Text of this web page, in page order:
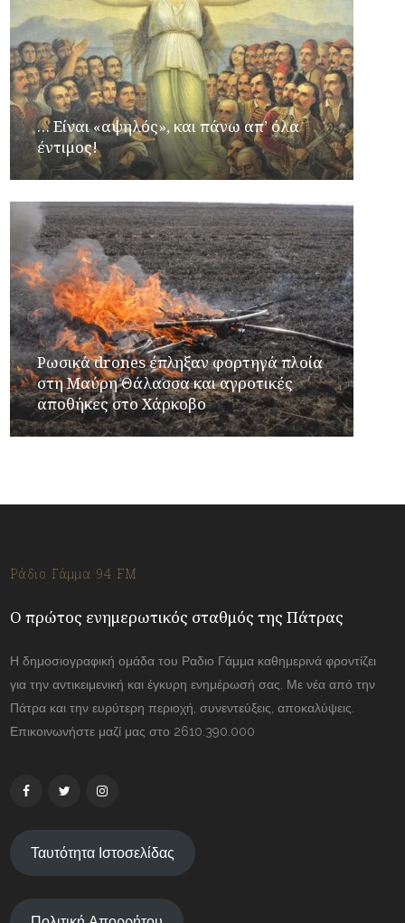
… Είναι «αψηλός», και πάνω απ’ όλα
έντιμος!
Ρωσικά drones έπληξαν φορτηγά πλοία
στη Μαύρη Θάλασσα και αγροτικές
αποθήκες στο Χάρκοβο
Ράδιο Γάμμα 94 FM
Ο πρώτος ενημερωτικός σταθμός της Πάτρας
Η δημοσιογραφική ομάδα του Ραδιο Γάμμα καθημερινά φροντίζει
για την αντικειμενική και έγκυρη ενημέρωσή σας. Με νέα από την
Πάτρα και την ευρύτερη περιοχή, συνεντεύξεις, αποκαλύψεις.
Επικοινωνήστε μαζί μας στο 2610.390.000
Ταυτότητα Ιστοσελίδας